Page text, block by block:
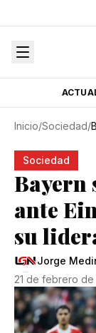
Inicio/Sociedad/
Sociedad
Bayern
ante
su
Jorge
21 de febrero de